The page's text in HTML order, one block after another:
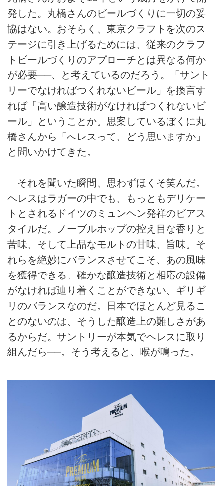
発した。丸橋さんのビールづくりに一切の妥
協はない。おそらく、東京クラフトを次のス
テージに引き上げるためには、従来のクラフ
トビールづくりのアプローチとは異なる何か
が必要──、と考えているのだろう。「サント
リーでなければつくれないビール」を換言す
れば「高い醸造技術がなければつくれないビ
ール」ということか。思案しているぼくに丸
橋さんから「へレスって、どう思いますか」
と問いかけてきた。
それを聞いた瞬間、思わずほくそ笑んだ。
ヘレスはラガーの中でも、もっともデリケー
トとされるドイツのミュンヘン発祥のビアス
タイルだ。ノーブルホップの控え目な香りと
苦味、そして上品なモルトの甘味、旨味。そ
れらを絶妙にバランスさせてこそ、あの風味
を獲得できる。確かな醸造技術と相応の設備
がなければ辿り着くことができない、ギリギ
リのバランスなのだ。日本でほとんど見るこ
とのないのは、そうした醸造上の難しさがあ
るからだ。サントリーが本気でヘレスに取り
組んだら──。そう考えると、喉が鳴った。